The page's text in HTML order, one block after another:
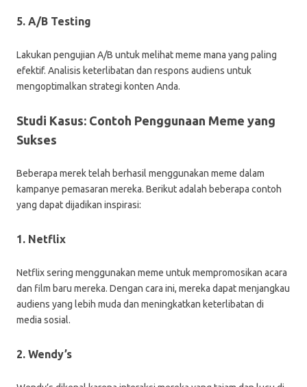
5. A/B Testing
Lakukan pengujian A/B untuk melihat meme mana yang paling
efektif. Analisis keterlibatan dan respons audiens untuk
mengoptimalkan strategi konten Anda.
Studi Kasus: Contoh Penggunaan Meme yang
Sukses
Beberapa merek telah berhasil menggunakan meme dalam
kampanye pemasaran mereka. Berikut adalah beberapa contoh
yang dapat dijadikan inspirasi:
1. Netflix
Netflix sering menggunakan meme untuk mempromosikan acara
dan film baru mereka. Dengan cara ini, mereka dapat menjangkau
audiens yang lebih muda dan meningkatkan keterlibatan di
media sosial.
2. Wendy’s